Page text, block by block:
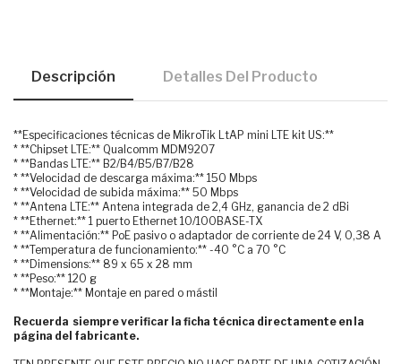
Descripción Detalles Del Producto
**Especificaciones técnicas de MikroTik LtAP mini LTE kit US:**
* **Chipset LTE:** Qualcomm MDM9207
* **Bandas LTE:** B2/B4/B5/B7/B28
* **Velocidad de descarga máxima:** 150 Mbps
* **Velocidad de subida máxima:** 50 Mbps
* **Antena LTE:** Antena integrada de 2,4 GHz, ganancia de 2 dBi
* **Ethernet:** 1 puerto Ethernet 10/100BASE-TX
* **Alimentación:** PoE pasivo o adaptador de corriente de 24 V, 0,38 A
* **Temperatura de funcionamiento:** -40 °C a 70 °C
* **Dimensions:** 89 x 65 x 28 mm
* **Peso:** 120 g
* **Montaje:** Montaje en pared o mástil
Recuerda siempre verificar la ficha técnica directamente en la
página del fabricante.